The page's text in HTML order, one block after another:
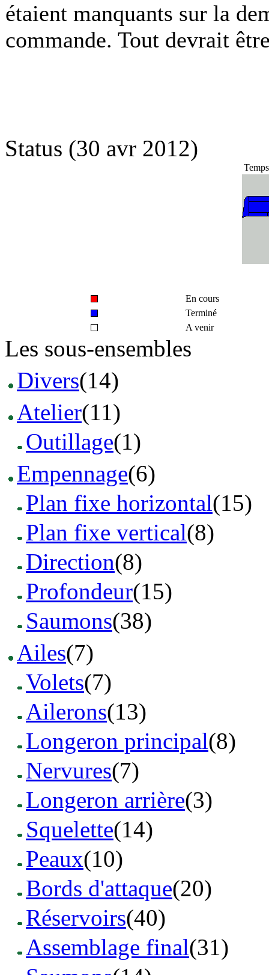
étaient manquants sur la
commande. Tout devrait
Status (30 avr 2012)
En cours
Terminé
A venir
Les sous-ensembles
Divers(14)
Atelier(11)
Outillage(1)
Empennage(6)
Plan fixe horizontal(15)
Plan fixe vertical(8)
Direction(8)
Profondeur(15)
Saumons(38)
Ailes(7)
Volets(7)
Ailerons(13)
Longeron principal(8)
Nervures(7)
Longeron arrière(3)
Squelette(14)
Peaux(10)
Bords d'attaque(20)
Réservoirs(40)
Assemblage final(31)